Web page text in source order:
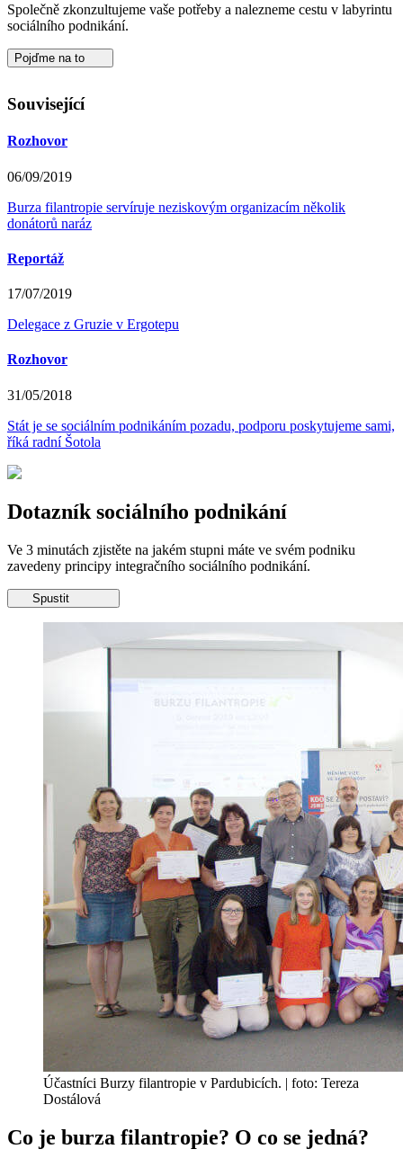
Společně zkonzultujeme vaše potřeby a nalezneme cestu v labyrintu
sociálního podnikání.
Pojďme na to
Související
Rozhovor
06/09/2019
Burza filantropie servíruje neziskovým organizacím několik
donátorů naráz
Reportáž
17/07/2019
Delegace z Gruzie v Ergotepu
Rozhovor
31/05/2018
Stát je se sociálním podnikáním pozadu, podporu poskytujeme sami,
říká radní Šotola
Dotazník sociálního podnikání
Ve 3 minutách zjistěte na jakém stupni máte ve svém podniku
zavedeny principy integračního sociálního podnikání.
Účastníci Burzy filantropie v Pardubicích. | foto: Tereza
Dostálová
Co je burza filantropie? O co se jedná?